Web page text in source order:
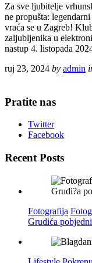
Za sve ljubitelje
ne propušta:
vraća se u Zagreb!
zaljubljenika u
nastup 4. listopada
ruj 23, 2024 by admin
Pratite nas
Twitter
Facebook
Recent Posts
Fotografija
Grudića